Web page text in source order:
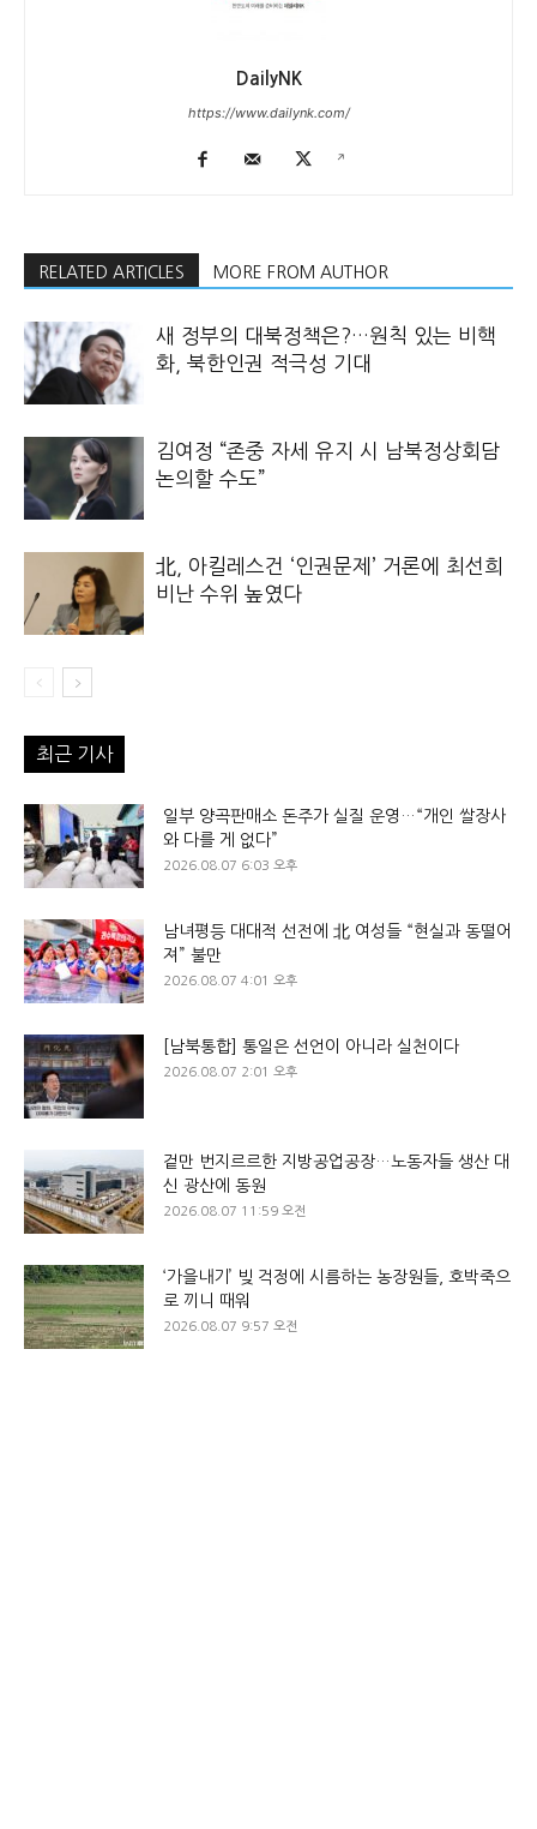
DailyNK
https://www.dailynk.com/
RELATED ARTICLES MORE FROM AUTHOR
새 정부의 대북정책은?…원칙 있는 비핵
화, 북한인권 적극성 기대
김여정 “존중 자세 유지 시 남북정상회담
논의할 수도”
北, 아킬레스건 ‘인권문제’ 거론에 최선희
비난 수위 높였다
최근 기사
일부 양곡판매소 돈주가 실질 운영…“개인 쌀장사
와 다를 게 없다”
2026.08.07 6:03 오후
남녀평등 대대적 선전에 北 여성들 “현실과 동떨어
져” 불만
2026.08.07 4:01 오후
[남북통합] 통일은 선언이 아니라 실천이다
2026.08.07 2:01 오후
겉만 번지르르한 지방공업공장…노동자들 생산 대
신 광산에 동원
2026.08.07 11:59 오전
‘가을내기’ 빚 걱정에 시름하는 농장원들, 호박죽으
로 끼니 때워
2026.08.07 9:57 오전